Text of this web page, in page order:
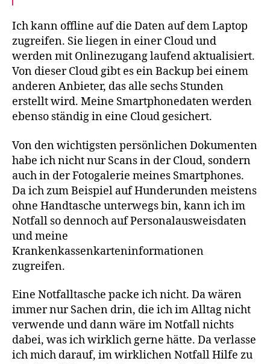
Ich kann offline auf die Daten auf dem Laptop
zugreifen. Sie liegen in einer Cloud und
werden mit Onlinezugang laufend aktualisiert.
Von dieser Cloud gibt es ein Backup bei einem
anderen Anbieter, das alle sechs Stunden
erstellt wird. Meine Smartphonedaten werden
ebenso ständig in eine Cloud gesichert.
Von den wichtigsten persönlichen Dokumenten
habe ich nicht nur Scans in der Cloud, sondern
auch in der Fotogalerie meines Smartphones.
Da ich zum Beispiel auf Hunderunden meistens
ohne Handtasche unterwegs bin, kann ich im
Notfall so dennoch auf Personalausweisdaten
und meine
Krankenkassenkarteninformationen
zugreifen.
Eine Notfalltasche packe ich nicht. Da wären
immer nur Sachen drin, die ich im Alltag nicht
verwende und dann wäre im Notfall nichts
dabei, was ich wirklich gerne hätte. Da verlasse
ich mich darauf, im wirklichen Notfall Hilfe zu